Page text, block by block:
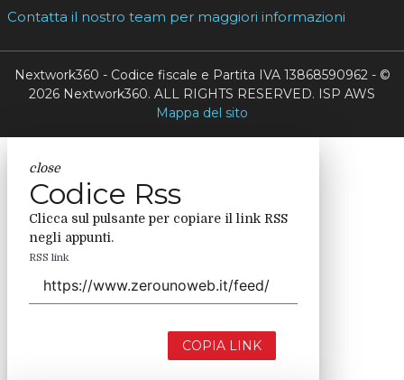
Contatta il nostro team per maggiori informazioni
Nextwork360 - Codice fiscale e Partita IVA 13868590962 - ©
2026 Nextwork360. ALL RIGHTS RESERVED. ISP AWS
Mappa del sito
close
Codice Rss
Clicca sul pulsante per copiare il link RSS
negli appunti.
RSS link
COPIA LINK